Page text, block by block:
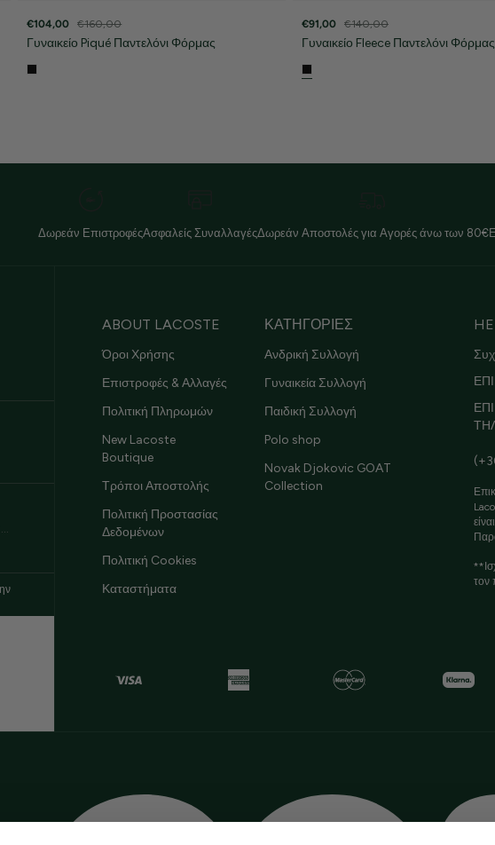
€104,00 €160,00
Γυναικείο Piqué Παντελόνι Φόρμας
€91,00 €140,00
Γυναικείο Fleece Παντελόνι Φόρμας
Δωρεάν ΕπιστροφέςΑσφαλείς ΣυναλλαγέςΔωρεάν Αποστολές για Αγορές άνω των 80€
ABOUT LACOSTE
Όροι Χρήσης
Επιστροφές & Αλλαγές
Πολιτική Πληρωμών
New Lacoste
Boutique
Τρόποι Αποστολής
Πολιτική Προστασίας
Δεδομένων
Πολιτική Cookies
Καταστήματα
ΚΑΤΗΓΟΡΙΕΣ
Ανδρική Συλλογή
Γυναικεία Συλλογή
Παιδική Συλλογή
Polo shop
Novak Djokovic GOAT
Collection
τον